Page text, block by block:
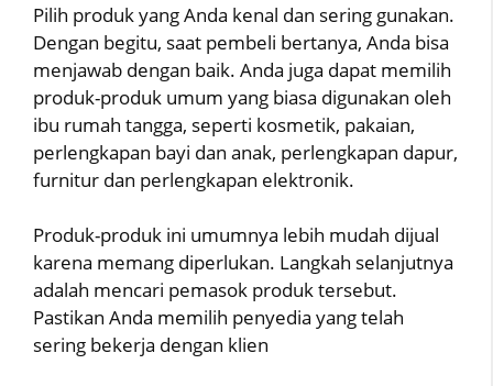
Pilih produk yang Anda kenal dan sering gunakan.
Dengan begitu, saat pembeli bertanya, Anda bisa
menjawab dengan baik. Anda juga dapat memilih
produk-produk umum yang biasa digunakan oleh
ibu rumah tangga, seperti kosmetik, pakaian,
perlengkapan bayi dan anak, perlengkapan dapur,
furnitur dan perlengkapan elektronik.
Produk-produk ini umumnya lebih mudah dijual
karena memang diperlukan. Langkah selanjutnya
adalah mencari pemasok produk tersebut.
Pastikan Anda memilih penyedia yang telah
sering bekerja dengan klien